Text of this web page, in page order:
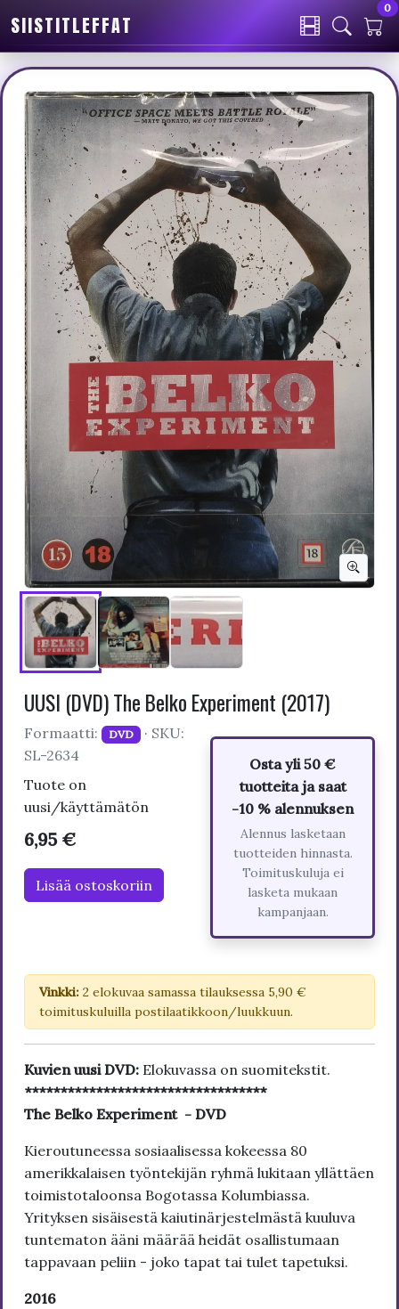
SIISTITLEFFAT
0
UUSI (DVD) The Belko Experiment (2017)
Formaatti: DVD · SKU:
SL-2634
Tuote on
uusi/käyttämätön
6,95 €
Lisää ostoskoriin
Osta yli 50 €
tuotteita ja saat
-10 % alennuksen
Alennus lasketaan
tuotteiden hinnasta.
Toimituskuluja ei
lasketa mukaan
kampanjaan.
Vinkki: 2 elokuvaa samassa tilauksessa 5,90 €
toimituskuluilla postilaatikkoon/luukkuun.
Kuvien uusi DVD: Elokuvassa on suomitekstit.
**********************************
The Belko Experiment - DVD
Kieroutuneessa sosiaalisessa kokeessa 80
amerikkalaisen työntekijän ryhmä lukitaan yllättäen
toimistotaloonsa Bogotassa Kolumbiassa.
Yrityksen sisäisestä kaiutinärjestelmästä kuuluva
tuntematon ääni määrää heidät osallistumaan
tappavaan peliin - joko tapat tai tulet tapetuksi.
2016